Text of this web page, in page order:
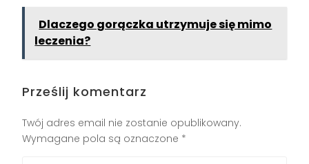
Dlaczego gorączka utrzymuje się mimo
leczenia?
Prześlij komentarz
Twój adres email nie zostanie opublikowany.
Wymagane pola są oznaczone *